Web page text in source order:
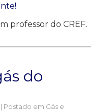
professor do CREF.
do
| Postado em Gás e